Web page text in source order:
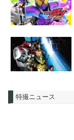
特撮ニュース